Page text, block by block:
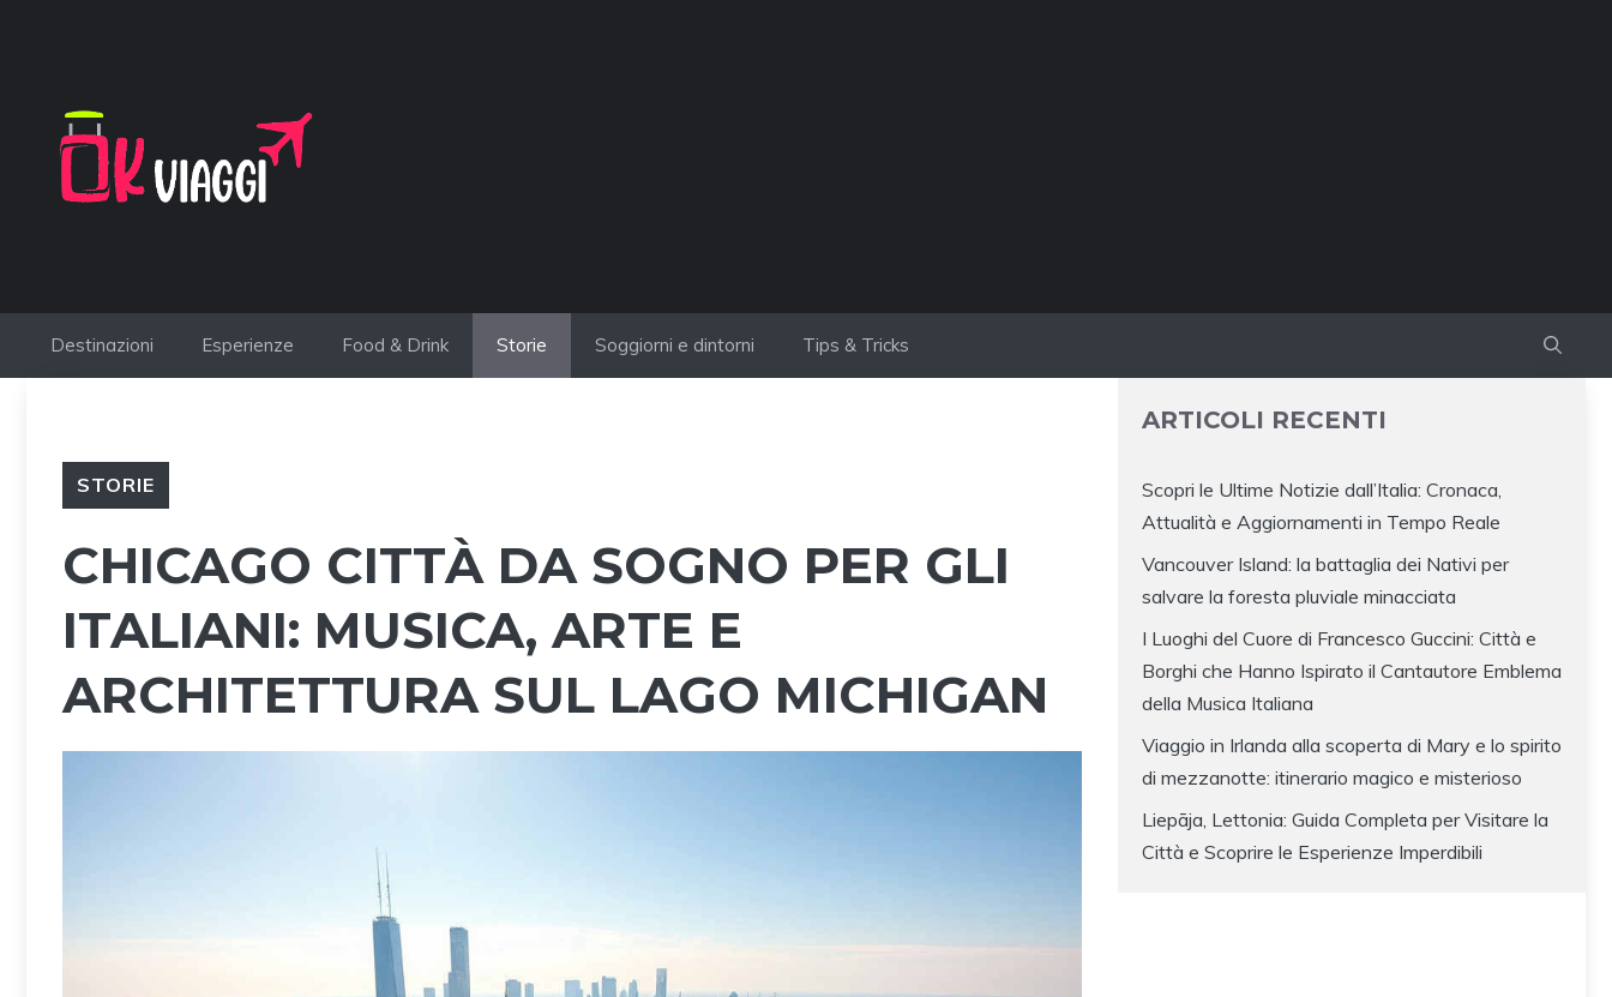
Destinazioni Esperienze Food & Drink Storie Soggiorni e dintorni Tips & Tricks
STORIE
CHICAGO CITTÀ DA SOGNO PER GLI
ITALIANI: MUSICA, ARTE E
ARCHITETTURA SUL LAGO MICHIGAN
ARTICOLI RECENTI
Scopri le Ultime Notizie dall’Italia: Cronaca,
Attualità e Aggiornamenti in Tempo Reale
Vancouver Island: la battaglia dei Nativi per
salvare la foresta pluviale minacciata
I Luoghi del Cuore di Francesco Guccini: Città e
Borghi che Hanno Ispirato il Cantautore Emblema
della Musica Italiana
Viaggio in Irlanda alla scoperta di Mary e lo spirito
di mezzanotte: itinerario magico e misterioso
Liepāja, Lettonia: Guida Completa per Visitare la
Città e Scoprire le Esperienze Imperdibili